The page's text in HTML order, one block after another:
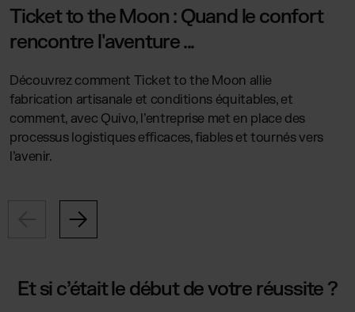
Ticket to the Moon : Quand le confort
rencontre l'aventure ...
Découvrez comment Ticket to the Moon allie
fabrication artisanale et conditions équitables, et
comment, avec Quivo, l’entreprise met en place des
processus logistiques efficaces, fiables et tournés vers
l’avenir.
Et si c’était le début de votre réussite ?